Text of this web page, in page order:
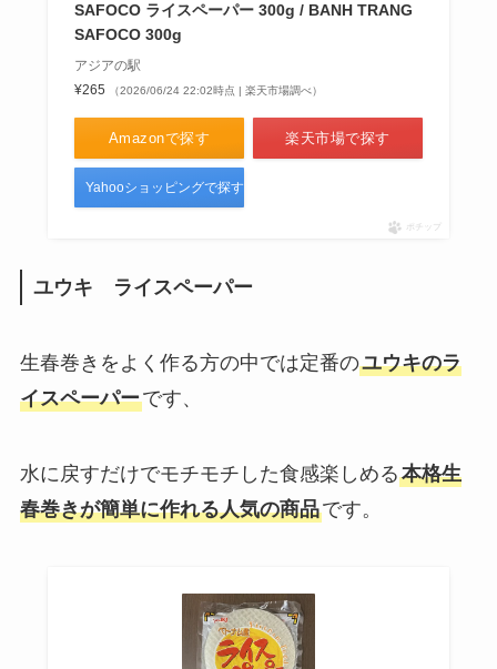
SAFOCO ライスペーパー 300g / BANH TRANG
SAFOCO 300g
アジアの駅
¥265
（2026/06/24 22:02時点 | 楽天市場調べ）
Amazonで探す 楽天市場で探す
Yahooショッピングで探す
ポチップ
ユウキ ライスペーパー
生春巻きをよく作る方の中では定番のユウキのラ
イスペーパーです、
水に戻すだけでモチモチした食感楽しめる本格生
春巻きが簡単に作れる人気の商品です。